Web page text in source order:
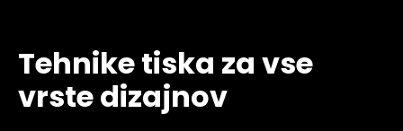
Tehnike tiska za vse
vrste dizajnov